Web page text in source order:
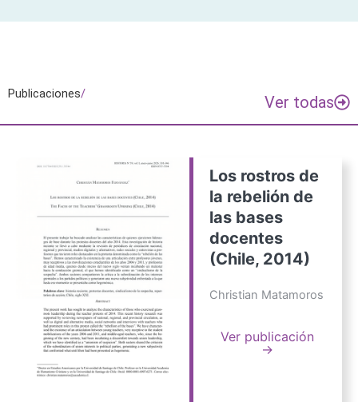
Publicaciones/ Ver todas
Los rostros de
la rebelión de
las bases
docentes
(Chile, 2014)
Christian Matamoros
Ver publicación
→